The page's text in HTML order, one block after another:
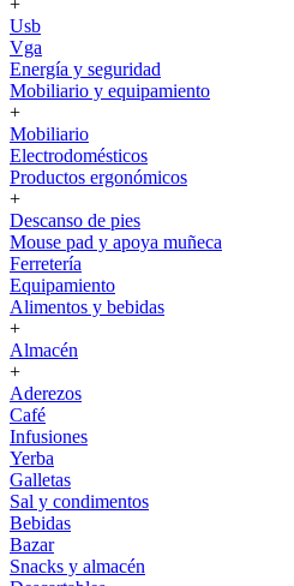
+
Usb
Vga
Energía y seguridad
Mobiliario y equipamiento
+
Mobiliario
Electrodomésticos
Productos ergonómicos
+
Descanso de pies
Mouse pad y apoya muñeca
Ferretería
Equipamiento
Alimentos y bebidas
+
Almacén
+
Aderezos
Café
Infusiones
Yerba
Galletas
Sal y condimentos
Bebidas
Bazar
Snacks y almacén